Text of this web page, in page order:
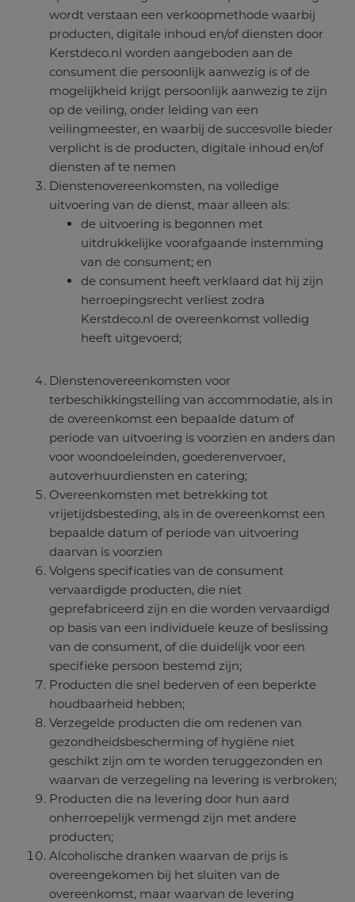
wordt verstaan een verkoopmethode waarbij
producten, digitale inhoud en/of diensten door
Kerstdeco.nl worden aangeboden aan de
consument die persoonlijk aanwezig is of de
mogelijkheid krijgt persoonlijk aanwezig te zijn
op de veiling, onder leiding van een
veilingmeester, en waarbij de succesvolle bieder
verplicht is de producten, digitale inhoud en/of
diensten af te nemen
Dienstenovereenkomsten, na volledige
uitvoering van de dienst, maar alleen als:
de uitvoering is begonnen met
uitdrukkelijke voorafgaande instemming
van de consument; en
de consument heeft verklaard dat hij zijn
herroepingsrecht verliest zodra
Kerstdeco.nl de overeenkomst volledig
heeft uitgevoerd;
Dienstenovereenkomsten voor
terbeschikkingstelling van accommodatie, als in
de overeenkomst een bepaalde datum of
periode van uitvoering is voorzien en anders dan
voor woondoeleinden, goederenvervoer,
autoverhuurdiensten en catering;
Overeenkomsten met betrekking tot
vrijetijdsbesteding, als in de overeenkomst een
bepaalde datum of periode van uitvoering
daarvan is voorzien
Volgens specificaties van de consument
vervaardigde producten, die niet
geprefabriceerd zijn en die worden vervaardigd
op basis van een individuele keuze of beslissing
van de consument, of die duidelijk voor een
specifieke persoon bestemd zijn;
Producten die snel bederven of een beperkte
houdbaarheid hebben;
Verzegelde producten die om redenen van
gezondheidsbescherming of hygiëne niet
geschikt zijn om te worden teruggezonden en
waarvan de verzegeling na levering is verbroken;
Producten die na levering door hun aard
onherroepelijk vermengd zijn met andere
producten;
Alcoholische dranken waarvan de prijs is
overeengekomen bij het sluiten van de
overeenkomst, maar waarvan de levering